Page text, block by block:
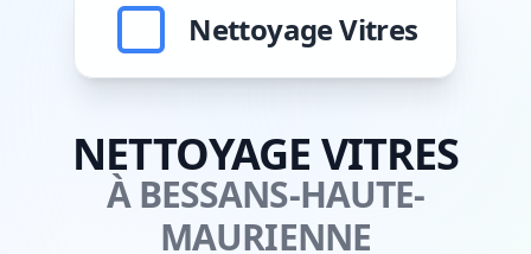
Nettoyage Vitres
NETTOYAGE VITRES
À BESSANS-HAUTE-
MAURIENNE